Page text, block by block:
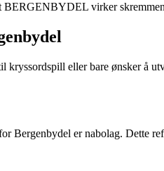
BERGENBYDEL virker
kryssordspill eller bare ønsker å
Bergenbydel er nabolag. Dette